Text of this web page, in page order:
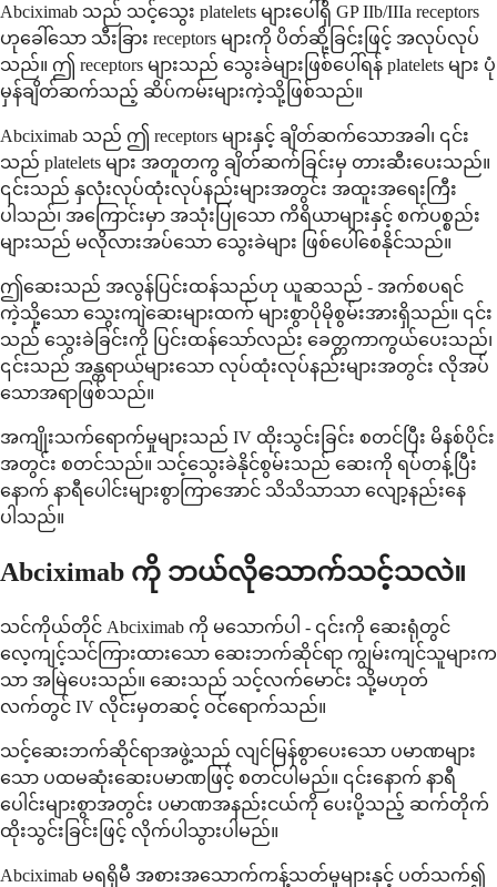
Abciximab သည် သင့်သွေး platelets များပေါ်ရှိ GP IIb/IIIa receptors
ဟုခေါ်သော သီးခြား receptors များကို ပိတ်ဆို့ခြင်းဖြင့် အလုပ်လုပ်
သည်။ ဤ receptors များသည် သွေးခဲများဖြစ်ပေါ်ရန် platelets များ ပုံ
မှန်ချိတ်ဆက်သည့် ဆိပ်ကမ်းများကဲ့သို့ဖြစ်သည်။
Abciximab သည် ဤ receptors များနှင့် ချိတ်ဆက်သောအခါ၊ ၎င်း
သည် platelets များ အတူတကွ ချိတ်ဆက်ခြင်းမှ တားဆီးပေးသည်။
၎င်းသည် နှလုံးလုပ်ထုံးလုပ်နည်းများအတွင်း အထူးအရေးကြီး
ပါသည်၊ အကြောင်းမှာ အသုံးပြုသော ကိရိယာများနှင့် စက်ပစ္စည်း
များသည် မလိုလားအပ်သော သွေးခဲများ ဖြစ်ပေါ်စေနိုင်သည်။
ဤဆေးသည် အလွန်ပြင်းထန်သည်ဟု ယူဆသည် - အက်စပရင်
ကဲ့သို့သော သွေးကျဲဆေးများထက် များစွာပိုမိုစွမ်းအားရှိသည်။ ၎င်း
သည် သွေးခဲခြင်းကို ပြင်းထန်သော်လည်း ခေတ္တကာကွယ်ပေးသည်၊
၎င်းသည် အန္တရာယ်များသော လုပ်ထုံးလုပ်နည်းများအတွင်း လိုအပ်
သောအရာဖြစ်သည်။
အကျိုးသက်ရောက်မှုများသည် IV ထိုးသွင်းခြင်း စတင်ပြီး မိနစ်ပိုင်း
အတွင်း စတင်သည်။ သင့်သွေးခဲနိုင်စွမ်းသည် ဆေးကို ရပ်တန့်ပြီး
နောက် နာရီပေါင်းများစွာကြာအောင် သိသိသာသာ လျော့နည်းနေ
ပါသည်။
Abciximab ကို ဘယ်လိုသောက်သင့်သလဲ။
သင်ကိုယ်တိုင် Abciximab ကို မသောက်ပါ - ၎င်းကို ဆေးရုံတွင်
လေ့ကျင့်သင်ကြားထားသော ဆေးဘက်ဆိုင်ရာ ကျွမ်းကျင်သူများက
သာ အမြဲပေးသည်။ ဆေးသည် သင့်လက်မောင်း သို့မဟုတ်
လက်တွင် IV လိုင်းမှတဆင့် ဝင်ရောက်သည်။
သင့်ဆေးဘက်ဆိုင်ရာအဖွဲ့သည် လျင်မြန်စွာပေးသော ပမာဏများ
သော ပထမဆုံးဆေးပမာဏဖြင့် စတင်ပါမည်။ ၎င်းနောက် နာရီ
ပေါင်းများစွာအတွင်း ပမာဏအနည်းငယ်ကို ပေးပို့သည့် ဆက်တိုက်
ထိုးသွင်းခြင်းဖြင့် လိုက်ပါသွားပါမည်။
Abciximab မရရှိမီ အစားအသောက်ကန့်သတ်မှုများနှင့် ပတ်သက်၍